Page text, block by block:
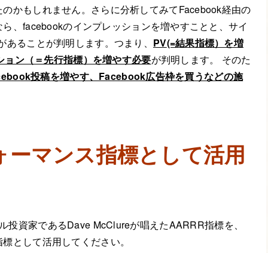
かもしれません。さらに分析してみてFacebook経由の
、facebookのインプレッションを増やすことと、サイ
ることが判明します。つまり、 PV(=結果指標）を増
ン（＝先行指標）を増やす必要が判明します。 そのた
投稿を増やす、Facebook広告枠を買うなどの施
ーマンス指標として活用
投資家であるDave McClureが唱えたAARRR指標を、
として活用してください。